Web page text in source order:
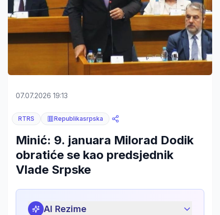
07.07.2026 19:13
RTRS Republikasrpska
Minić: 9. januara Milorad Dodik
obratiće se kao predsjednik
Vlade Srpske
AI Rezime